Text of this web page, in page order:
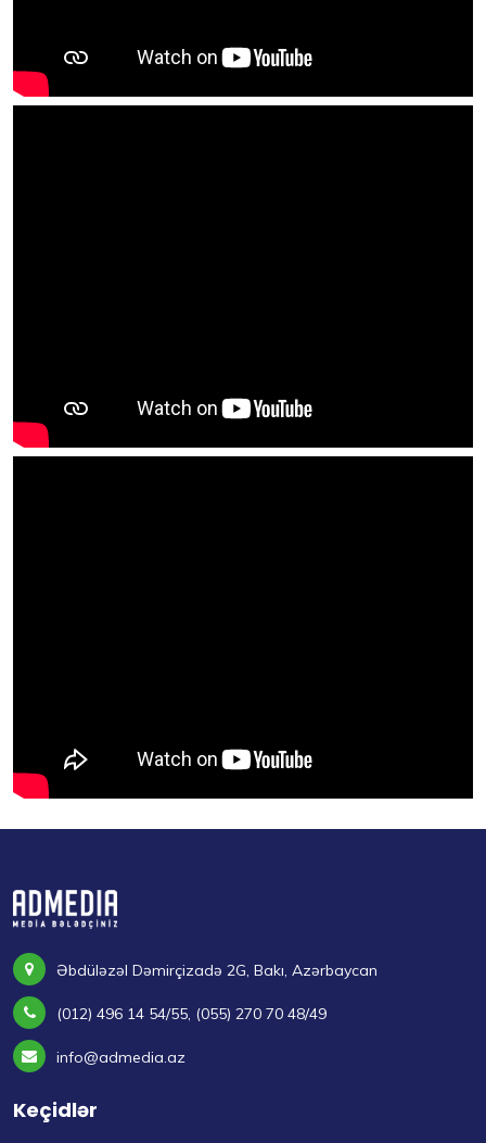
Əbdüləzəl Dəmirçizadə 2G, Bakı, Azərbaycan
(012) 496 14 54/55, (055) 270 70 48/49
info@admedia.az
Keçidlər